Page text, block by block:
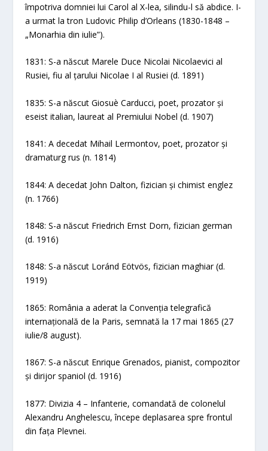
împotriva domniei lui Carol al X-lea, silindu-l să abdice. I-
a urmat la tron Ludovic Philip d’Orleans (1830-1848 –
„Monarhia din iulie”).
1831: S-a născut Marele Duce Nicolai Nicolaevici al
Rusiei, fiu al țarului Nicolae I al Rusiei (d. 1891)
1835: S-a născut Giosuè Carducci, poet, prozator și
eseist italian, laureat al Premiului Nobel (d. 1907)
1841: A decedat Mihail Lermontov, poet, prozator și
dramaturg rus (n. 1814)
1844: A decedat John Dalton, fizician și chimist englez
(n. 1766)
1848: S-a născut Friedrich Ernst Dorn, fizician german
(d. 1916)
1848: S-a născut Loránd Eötvös, fizician maghiar (d.
1919)
1865: România a aderat la Convenția telegrafică
internațională de la Paris, semnată la 17 mai 1865 (27
iulie/8 august).
1867: S-a născut Enrique Grenados, pianist, compozitor
și dirijor spaniol (d. 1916)
1877: Divizia 4 – Infanterie, comandată de colonelul
Alexandru Anghelescu, începe deplasarea spre frontul
din fața Plevnei.